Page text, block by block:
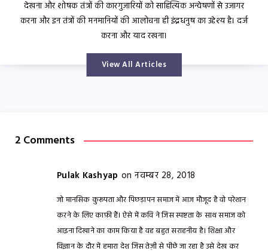
देखना और शोषक तंत्रों की कारगुज़ारियों को साहित्यिक अन्वेषणों से उजागर
करना और इन तंत्रों की मनमानियों की आलोचना ही इंद्रधनुष का उद्देश्य है। दर्ज
करना और याद रखना।
View All Articles
2 Comments
Pulak Kashyap on नवम्बर 28, 2018
जो मानसिक कुरूपता और पिछड़ापन समाज में आज मौजूद है वो परेशान
करने के लिए काफ़ी हैं। ऐसे में कवि ने जिस स्पष्टता के साथ समाज को
आइना दिखाने का काम किया है वह बहुत सराहनीय है। शिक्षा और
विज्ञान के दौर में हमारा देश जिस तेज़ी से पीछे जा रहा है उसे देख कर